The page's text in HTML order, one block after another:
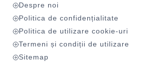
Despre noi
Politica de confidențialitate
Politica de utilizare cookie-uri
Termeni și condiții de utilizare
Sitemap